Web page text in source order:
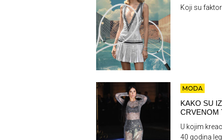
Koji su
MODA
KAKO SU
CRVENOM
U kojim
40 godina